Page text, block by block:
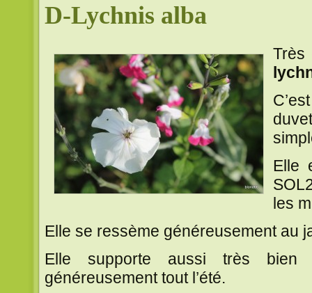
D-Lychnis alba
Très
Elle
les
Elle se ressème généreusement au
Elle supporte aussi très bien
généreusement tout l’été.